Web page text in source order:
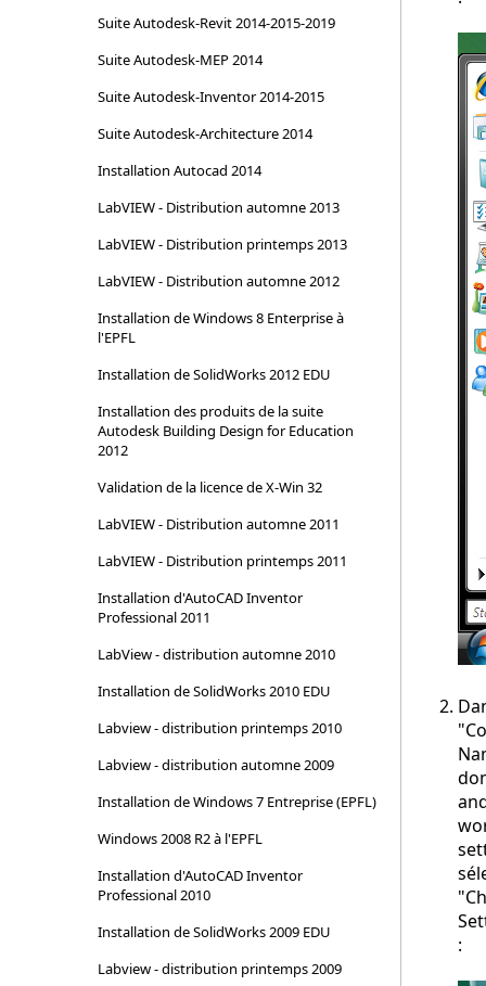
Suite Autodesk-Revit 2014-2015-2019
Suite Autodesk-MEP 2014
Suite Autodesk-Inventor 2014-2015
Suite Autodesk-Architecture 2014
Installation Autocad 2014
LabVIEW - Distribution automne 2013
LabVIEW - Distribution printemps 2013
LabVIEW - Distribution automne 2012
Installation de Windows 8 Enterprise à
l'EPFL
Installation de SolidWorks 2012 EDU
Installation des produits de la suite
Autodesk Building Design for Education
2012
Validation de la licence de X-Win 32
LabVIEW - Distribution automne 2011
LabVIEW - Distribution printemps 2011
Installation d'AutoCAD Inventor
Professional 2011
LabView - distribution automne 2010
Installation de SolidWorks 2010 EDU
Labview - distribution printemps 2010
Labview - distribution automne 2009
Installation de Windows 7 Entreprise (EPFL)
Windows 2008 R2 à l'EPFL
Installation d'AutoCAD Inventor
Professional 2010
Installation de SolidWorks 2009 EDU
Labview - distribution printemps 2009
: